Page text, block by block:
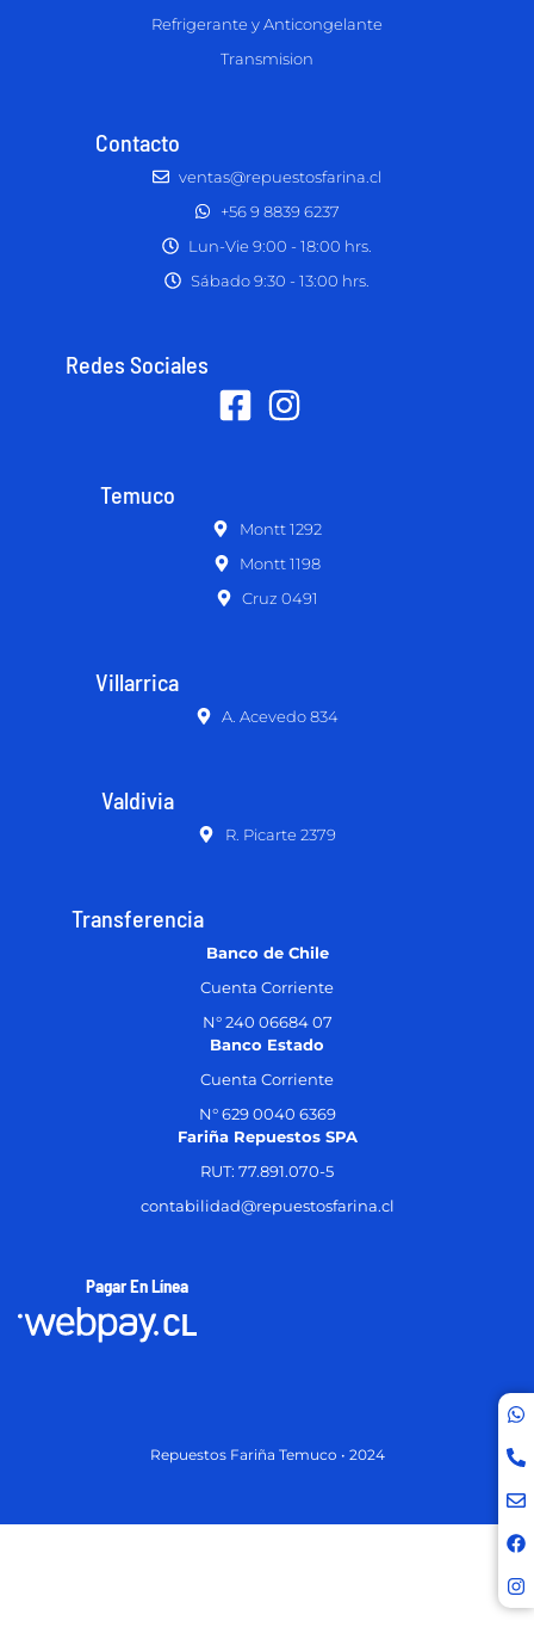
Refrigerante y Anticongelante
Transmision
Contacto
ventas@repuestosfarina.cl
+56 9 8839 6237
Lun-Vie 9:00 - 18:00 hrs.
Sábado 9:30 - 13:00 hrs.
Redes Sociales
Temuco
Montt 1292
Montt 1198
Cruz 0491
Villarrica
A. Acevedo 834
Valdivia
R. Picarte 2379
Transferencia
Banco de Chile
Cuenta Corriente
N° 240 06684 07
Banco Estado
Cuenta Corriente
N° 629 0040 6369
Fariña Repuestos SPA
RUT: 77.891.070-5
contabilidad@repuestosfarina.cl
Pagar En Línea
Repuestos Fariña Temuco • 2024